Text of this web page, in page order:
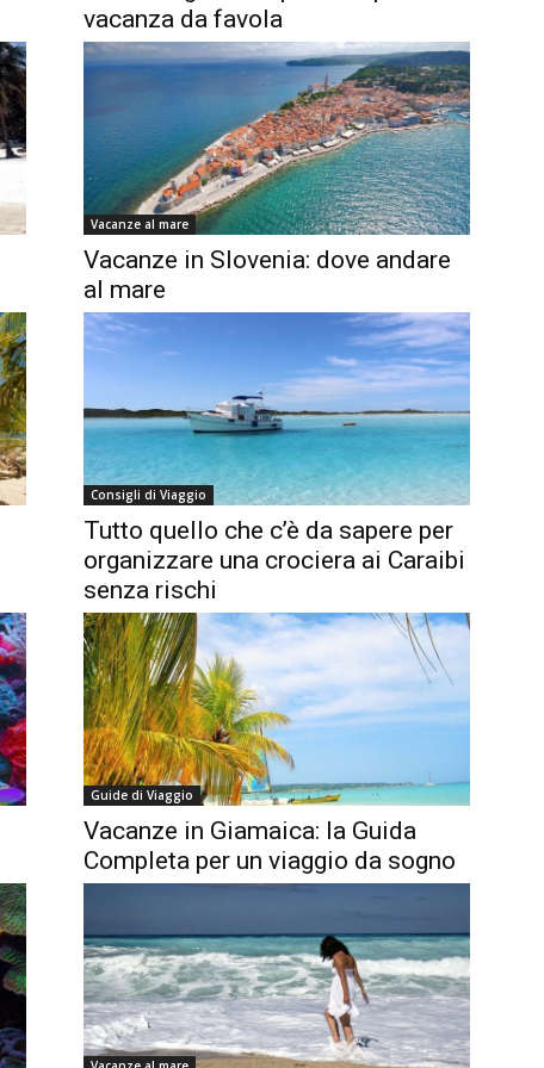
vacanza da favola
Vacanze al mare
Vacanze in Slovenia: dove andare
al mare
Consigli di Viaggio
Tutto quello che c’è da sapere per
organizzare una crociera ai Caraibi
senza rischi
Guide di Viaggio
Vacanze in Giamaica: la Guida
Completa per un viaggio da sogno